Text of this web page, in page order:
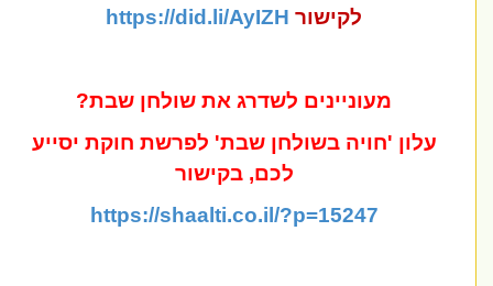
לקישורhttps://did.li/AyIZH
מעוניינים לשדרג את שולחן שבת?
עלון 'חויה בשולחן שבת' לפרשת חוקת יסייע
לכם, בקישור
https://shaalti.co.il/?p=15247